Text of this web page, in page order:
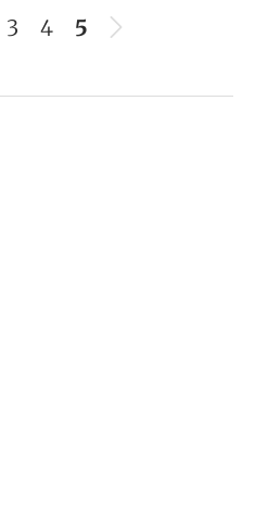
3 4 5